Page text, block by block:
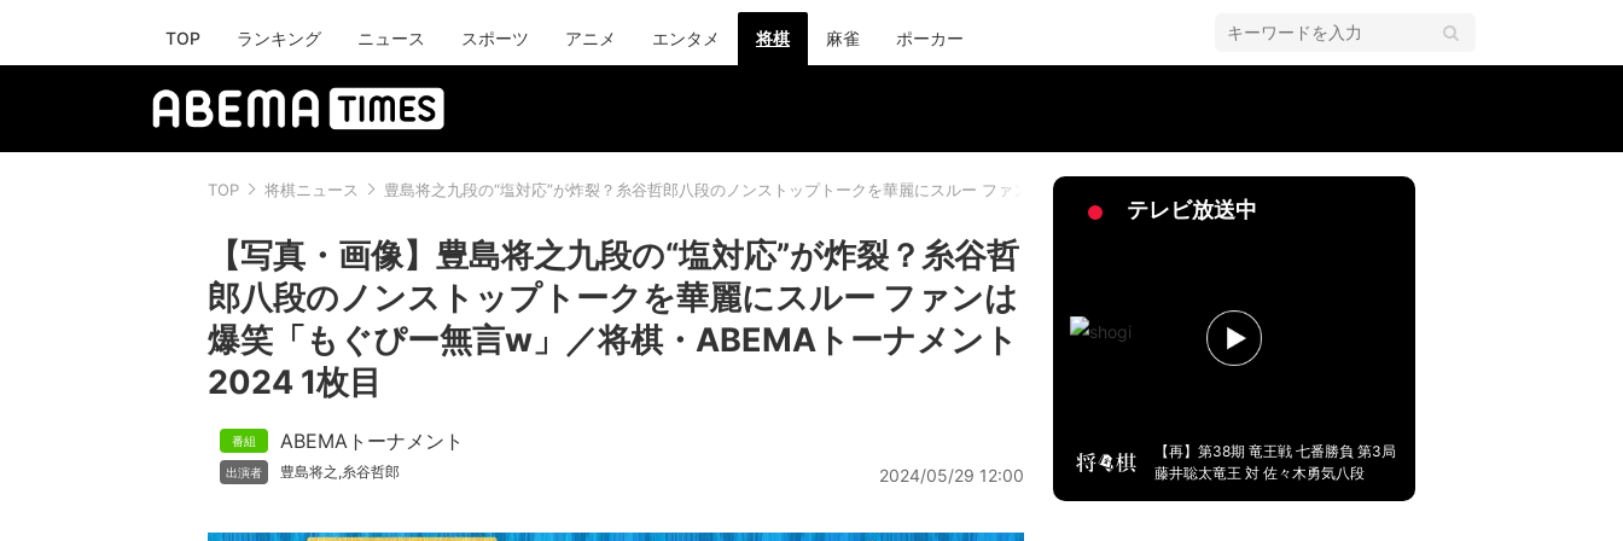
TOP ランキング ニュース スポーツ アニメ エンタメ 将棋 麻雀 ポーカー
TOP 将棋ニュース 豊島将之九段の“塩対応”が炸裂？糸谷哲郎八段のノンストップトークを華麗にスルー ファンは爆笑「もぐぴー無言w」／将棋・ABEMAトーナメント2024
【写真・画像】豊島将之九段の“塩対応”が炸裂？糸谷哲
郎八段のノンストップトークを華麗にスルー ファンは
爆笑「もぐぴー無言w」／将棋・ABEMAトーナメント
2024 1枚目
ABEMAトーナメント
豊島将之 ,糸谷哲郎 2024/05/29 12:00
テレビ放送中
【再】第38期 竜王戦 七番勝負 第3局
藤井聡太竜王 対 佐々木勇気八段